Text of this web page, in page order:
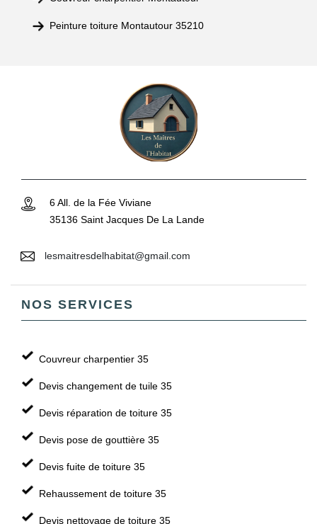
Peinture toiture Montautour 35210
6 All. de la Fée Viviane
35136 Saint Jacques De La Lande
lesmaitresdelhabitat@gmail.com
NOS SERVICES
Couvreur charpentier 35
Devis changement de tuile 35
Devis réparation de toiture 35
Devis pose de gouttière 35
Devis fuite de toiture 35
Rehaussement de toiture 35
Devis nettoyage de toiture 35